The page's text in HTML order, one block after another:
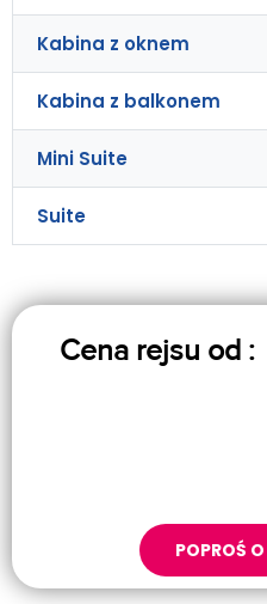
Kabina z oknem
Kabina z balkonem
Mini Suite
Suite
Cena rejsu od :
POPROŚ